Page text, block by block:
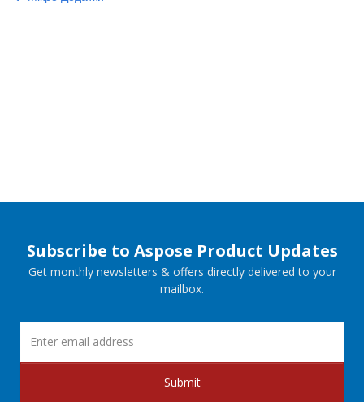
Subscribe to Aspose Product Updates
Get monthly newsletters & offers directly delivered to your
mailbox.
Submit